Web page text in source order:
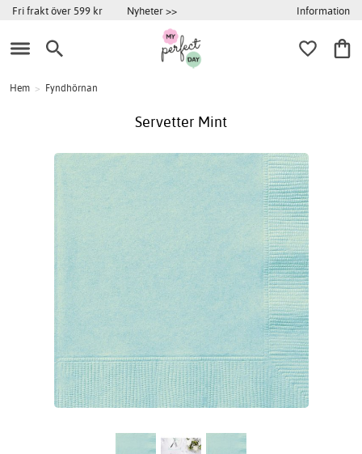
Fri frakt över 599 kr Nyheter >> Information
Hem > Fyndhörnan
Servetter Mint